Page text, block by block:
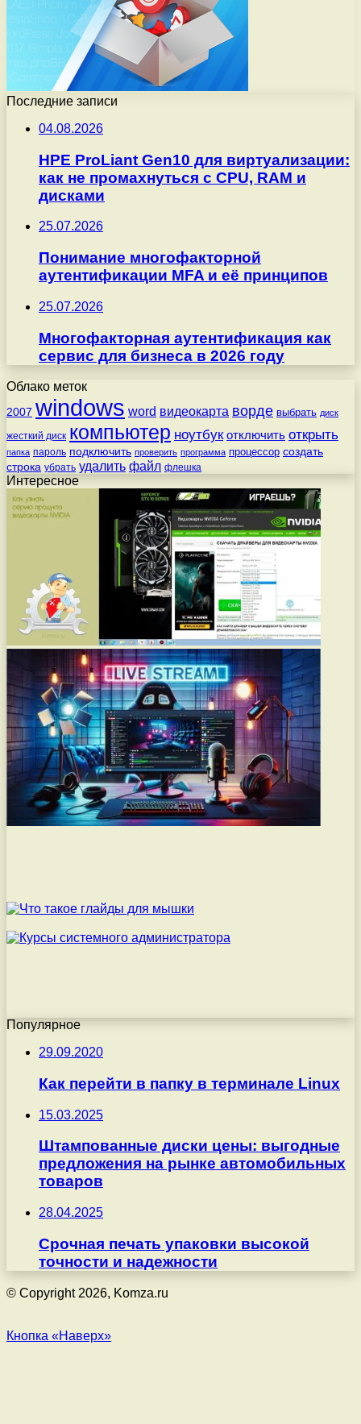
Последние записи
04.08.2026
HPE ProLiant Gen10 для виртуализации:
как не промахнуться с CPU, RAM и
дисками
25.07.2026
Понимание многофакторной
аутентификации MFA и её принципов
25.07.2026
Многофакторная аутентификация как
сервис для бизнеса в 2026 году
Облако меток
2007 windows word видеокарта ворде выбрать диск
жесткий диск компьютер ноутбук отключить открыть
папка пароль подключить проверить программа процессор создать
строка убрать удалить файл флешка
Интересное
Популярное
29.09.2020
Как перейти в папку в терминале Linux
15.03.2025
Штампованные диски цены: выгодные
предложения на рынке автомобильных
товаров
28.04.2025
Срочная печать упаковки высокой
точности и надежности
© Copyright 2026, Komza.ru
Кнопка «Наверх»